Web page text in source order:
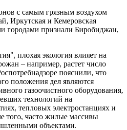
с самым грязным воздухом
Иркутская и Кемеровская
городами признали Биробиджан,
плохая экология влияет на
– например, растет число
пояснили, что
положения дел являются
газоочистного оборудования,
технологий на
тепловых электростанциях и
того, часто жилые массивы
объектами.